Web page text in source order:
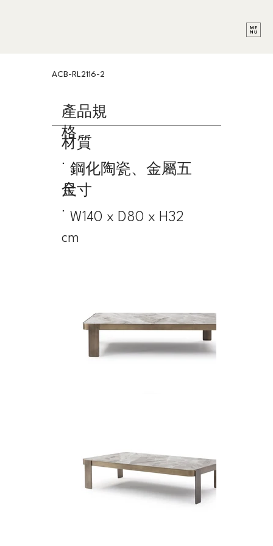
ACB-RL2116-2
產品規
格
材質
˙ 鋼化陶瓷、金屬五
金
尺寸
˙ W140 x D80 x H32
cm